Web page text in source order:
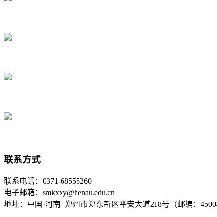
联系方式
联系电话：0371-68555260
电子邮箱：smkxxy@henau.edu.cn
地址：中国·河南· 郑州市郑东新区平安大道218号（邮编：